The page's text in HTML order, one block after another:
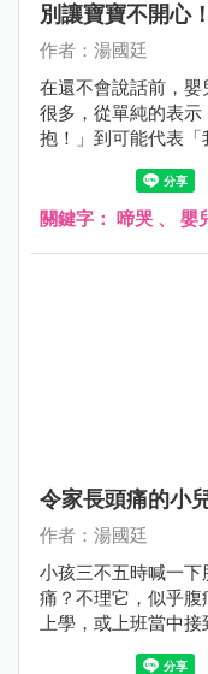
別讓寶寶不開心！
作者：湯國廷
在還不會說話前，
很多，從單純的表
抱！」到可能代表「
關鍵字： 啼哭 、 嬰
令家長頭痛的小
作者：湯國廷
小孩三不五時喊一
痛？不理它，似乎
上學，或上班當中接
正帶小孩到醫院時